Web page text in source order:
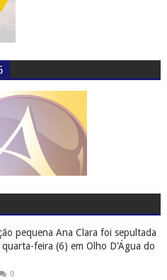
pequena Ana Clara foi sepultada
feira (6) em Olho D'Água do
0